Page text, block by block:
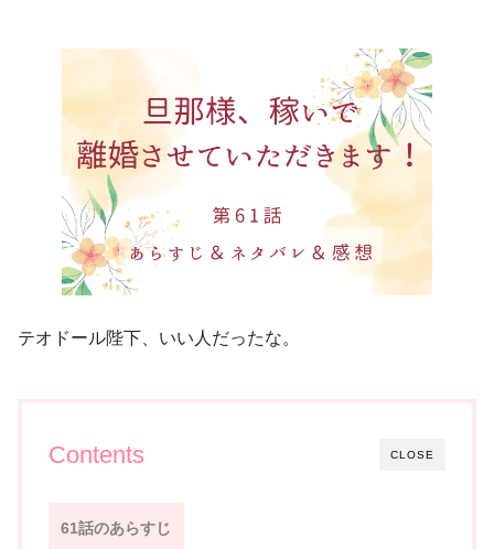
テオドール陛下、いい人だったな。
CLOSE
Contents
61話のあらすじ